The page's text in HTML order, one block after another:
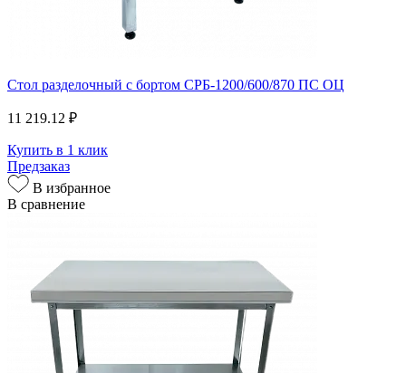
Стол разделочный с бортом СРБ-1200/600/870 ПС ОЦ
11 219.12 ₽
Купить в 1 клик
Предзаказ
В избранное
В сравнение